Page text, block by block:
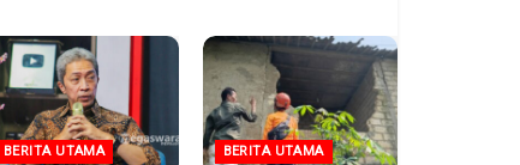
BERITA UTAMA BERITA UTAMA